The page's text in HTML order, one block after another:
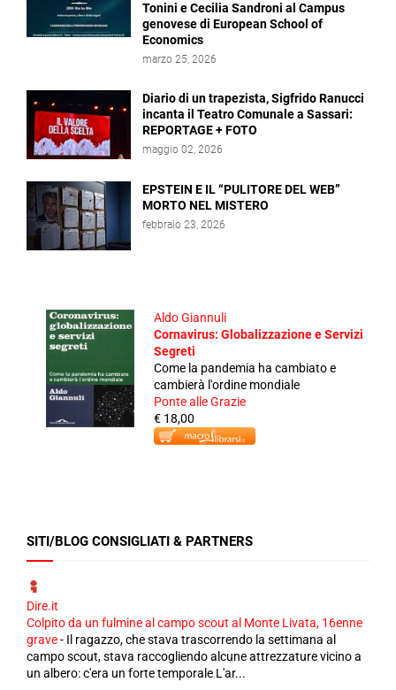
Tonini e Cecilia Sandroni al Campus
genovese di European School of
Economics
marzo 25, 2026
Diario di un trapezista, Sigfrido Ranucci
incanta il Teatro Comunale a Sassari:
REPORTAGE + FOTO
maggio 02, 2026
EPSTEIN E IL “PULITORE DEL WEB”
MORTO NEL MISTERO
febbraio 23, 2026
Aldo Giannuli
Cornavirus: Globalizzazione e Servizi
Segreti
Come la pandemia ha cambiato e
cambierà l'ordine mondiale
Ponte alle Grazie
€ 18,00
SITI/BLOG CONSIGLIATI & PARTNERS
Dire.it
Colpito da un fulmine al campo scout al Monte Livata, 16enne
grave- Il ragazzo, che stava trascorrendo la settimana al
campo scout, stava raccogliendo alcune attrezzature vicino a
un albero: c'era un forte temporale L'ar...